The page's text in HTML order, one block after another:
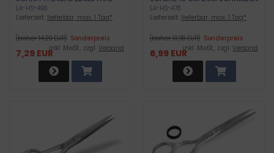
ROSTFREI 18,1 CM
LA-HS-496
Lieferzeit: lieferbar, max. 1 Tag*
(bisher 14,29 EUR) Sonderpreis
7,29 EURinkl .MwSt., zzgl. Versand
VON HAAREN
LA-HS-478
Lieferzeit: lieferbar, max. 1 Tag*
(bisher 13,99 EUR) Sonderpreis
6,99 EURinkl .MwSt., zzgl. Versand